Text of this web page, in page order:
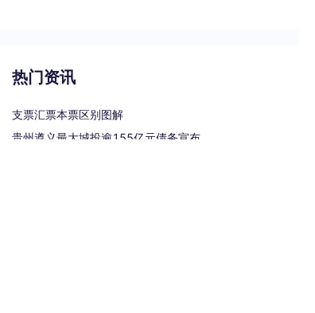
热门资讯
支票汇票本票区别图解